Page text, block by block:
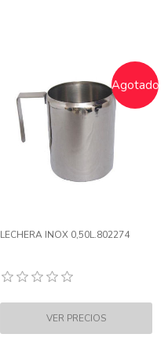
Agotado
LECHERA INOX 0,50L.802274